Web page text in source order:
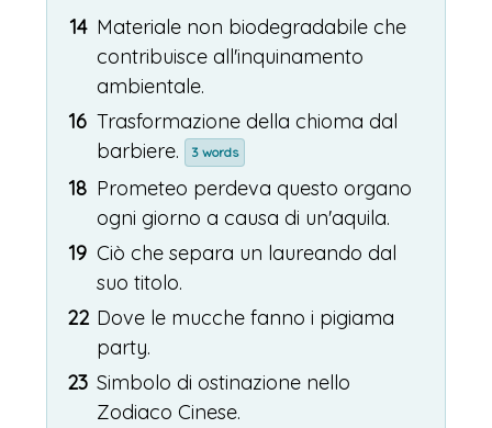
14 Materiale non biodegradabile che
contribuisce all'inquinamento
ambientale.
16 Trasformazione della chioma dal
barbiere.
3 words
18 Prometeo perdeva questo organo
ogni giorno a causa di un'aquila.
19 Ciò che separa un laureando dal
suo titolo.
22 Dove le mucche fanno i pigiama
party.
23 Simbolo di ostinazione nello
Zodiaco Cinese.